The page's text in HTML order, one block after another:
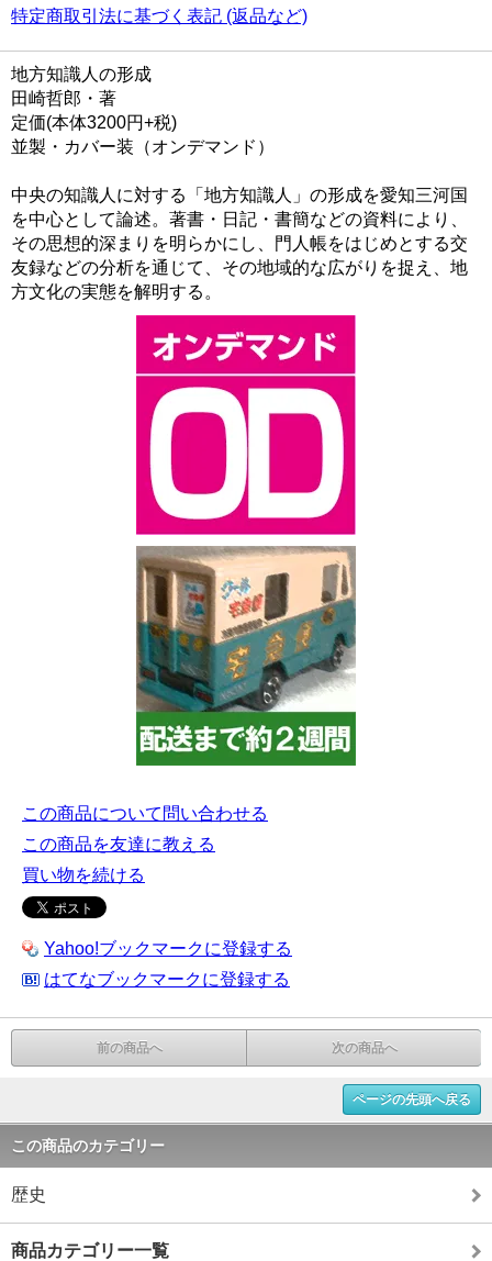
特定商取引法に基づく表記 (返品など)
地方知識人の形成
田崎哲郎・著
定価(本体3200円+税)
並製・カバー装（オンデマンド）
中央の知識人に対する「地方知識人」の形成を愛知三河国
を中心として論述。著書・日記・書簡などの資料により、
その思想的深まりを明らかにし、門人帳をはじめとする交
友録などの分析を通じて、その地域的な広がりを捉え、地
方文化の実態を解明する。
この商品について問い合わせる
この商品を友達に教える
買い物を続ける
Yahoo!ブックマークに登録する
はてなブックマークに登録する
前の商品へ 次の商品へ
ページの先頭へ戻る
この商品のカテゴリー
歴史
商品カテゴリー一覧